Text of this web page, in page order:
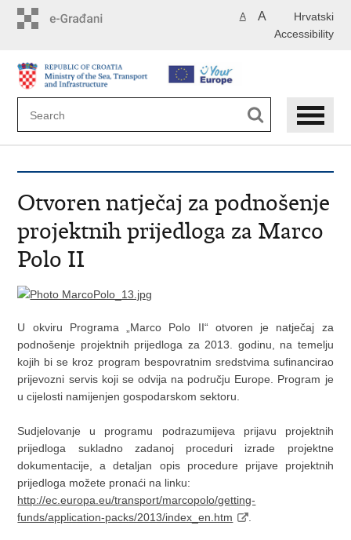
Hrvatski
A A
Accessibility
Otvoren natječaj za podnošenje
projektnih prijedloga za Marco
Polo II
U okviru Programa „Marco Polo II“ otvoren je natječaj za
podnošenje projektnih prijedloga za 2013. godinu, na temelju
kojih bi se kroz program bespovratnim sredstvima sufinancirao
prijevozni servis koji se odvija na području Europe. Program je
u cijelosti namijenjen gospodarskom sektoru.
Sudjelovanje u programu podrazumijeva prijavu projektnih
prijedloga sukladno zadanoj proceduri izrade projektne
dokumentacije, a detaljan opis procedure prijave projektnih
prijedloga možete pronaći na linku:
http://ec.europa.eu/transport/marcopolo/getting-
funds/application-packs/2013/index_en.htm
.